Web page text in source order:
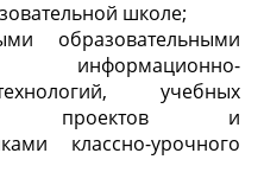
школе;
образовательными
учебных
проектов и
классно-урочного